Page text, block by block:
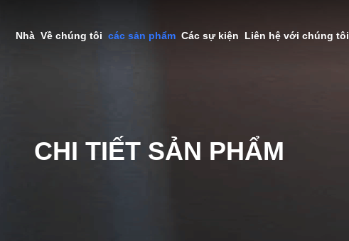
Nhà Về chúng tôi các sản phẩm Các sự kiện Liên hệ với chúng tôi
CHI TIẾT SẢN PHẨM